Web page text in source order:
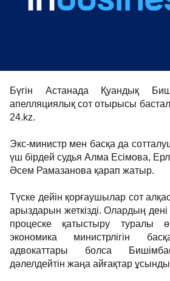
Бүгін Астанада Қуандық
апелляциялық сот отырысы
24.kz.
Экс-министр мен басқа да
үш бірдей судья Алма Есімова,
Әсем Рамазанова қарап жатыр.
Түске дейін қорғаушылар сот
арыздарын жеткізді. Олардың
процеске қатыстыру туралы
экономика министрлігін
адвокаттары болса
дәлелдейтін жаңа айғақтар